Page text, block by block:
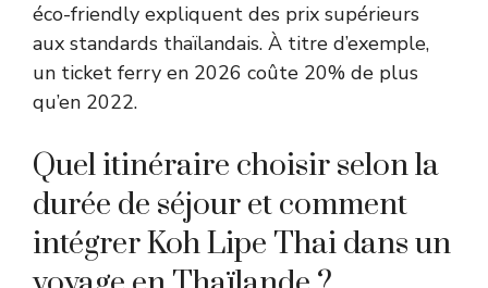
éco-friendly expliquent des prix supérieurs
aux standards thaïlandais. À titre d’exemple,
un ticket ferry en 2026 coûte 20% de plus
qu’en 2022.
Quel itinéraire choisir selon la
durée de séjour et comment
intégrer Koh Lipe Thai dans un